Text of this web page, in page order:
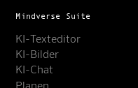
Mindverse Suite
KI-Texteditor
KI-Bilder
KI-Chat
Planen